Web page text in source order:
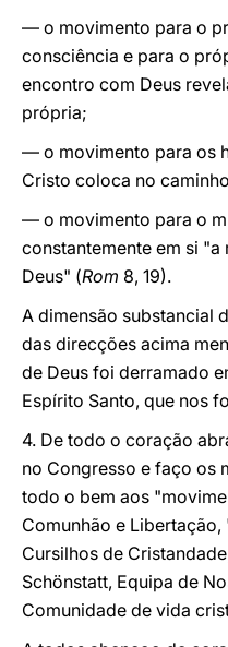
— o movimento para o
consciência e para o
encontro com Deus
própria;
— o movimento para os
Cristo coloca no
— o movimento para o
constantemente em si
Deus" (Rom 8, 19).
A dimensão substancial
das direcções acima
de Deus foi derramado
Espírito Santo, que nos
4. De todo o coração
no Congresso e faço os
todo o bem aos
Comunhão e
Cursilhos de
Schönstatt, Equipa de
Comunidade de vida